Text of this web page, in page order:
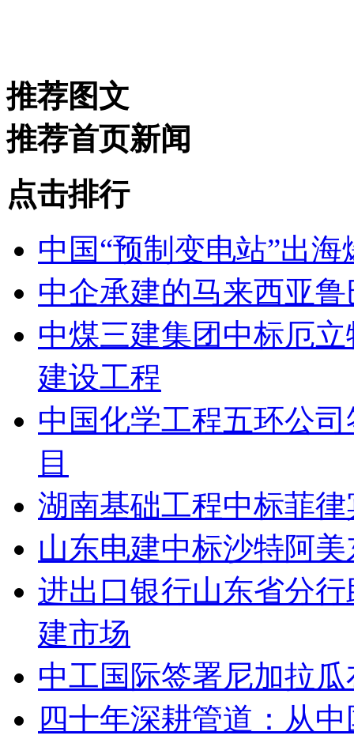
推荐图文
推荐首页新闻
点击排行
中国“预制变电站”出海
中企承建的马来西亚
中煤三建集团中标厄
建设工程
中国化学工程五环公
目
湖南基础工程中标菲
山东电建中标沙特阿
进出口银行山东省分
建市场
中工国际签署尼加拉
四十年深耕管道：从